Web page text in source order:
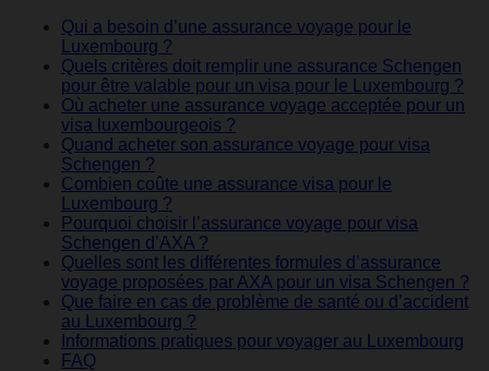
Qui a besoin d’une assurance voyage pour le
Luxembourg ?
Quels critères doit remplir une assurance Schengen
pour être valable pour un visa pour le Luxembourg ?
Où acheter une assurance voyage acceptée pour un
visa luxembourgeois ?
Quand acheter son assurance voyage pour visa
Schengen ?
Combien coûte une assurance visa pour le
Luxembourg ?
Pourquoi choisir l’assurance voyage pour visa
Schengen d’AXA ?
Quelles sont les différentes formules d’assurance
voyage proposées par AXA pour un visa Schengen ?
Que faire en cas de problème de santé ou d’accident
au Luxembourg ?
Informations pratiques pour voyager au Luxembourg
FAQ